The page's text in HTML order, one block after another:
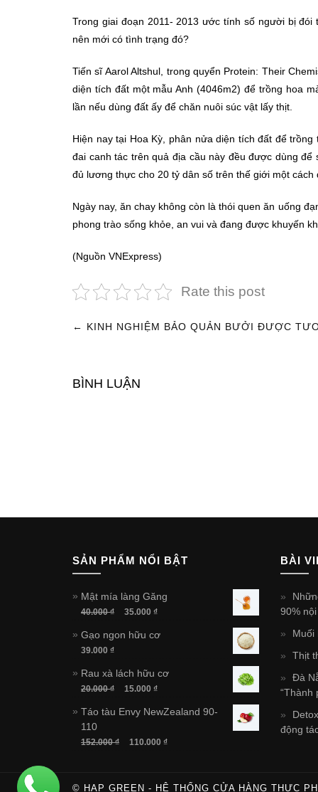
Trong giai đoạn 2011- 2013 ước tính số người bị
nên mới có tình trạng đó?
Tiến sĩ Aarol Altshul, trong quyển Protein: Their
diện tích đất một mẫu Anh (4046m2) để trồng hoa
lần nếu dùng đất ấy để chăn nuôi súc vật lấy thịt.
Hiện nay tại Hoa Kỳ, phân nửa diện tích đất để
đai canh tác trên quả địa cầu này đều được dùng
đủ lương thực cho 20 tỷ dân số trên thế giới một cách
Ngày nay, ăn chay không còn là thói quen ăn uống
phong trào sống khỏe, an vui và đang được khuyến
(Nguồn VNExpress)
Rate this post
ĐIỀU
← KINH NGHIỆM BẢO QUẢN BƯỞI ĐƯỢC
BÌNH LUẬN
SẢN PHẨM NỔI BẬT
Mật mía làng Găng
40.000₫ 35.000 ₫
Gạo ngon hữu cơ
39.000 ₫
Rau xà lách hữu cơ
20.000₫ 15.000 ₫
Táo tàu Envy NewZealand 90-
110
152.000₫ 110.000 ₫
BÀI
90%
Muối
Thịt
Đà
“Thành
động
© HAP GREEN - HỆ THỐNG CỬA HÀNG THỰC